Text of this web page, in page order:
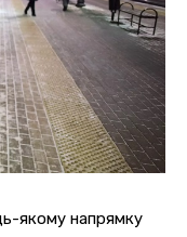
якому напрямку